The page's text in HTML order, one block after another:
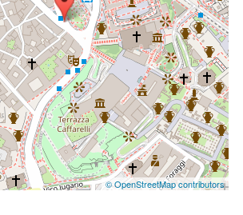
© OpenStreetMap contributors